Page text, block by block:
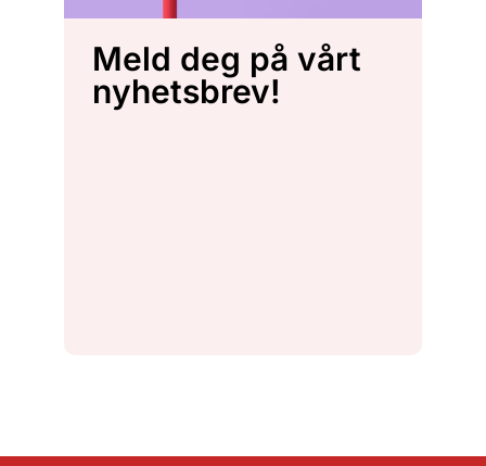
Meld deg på vårt
nyhetsbrev!